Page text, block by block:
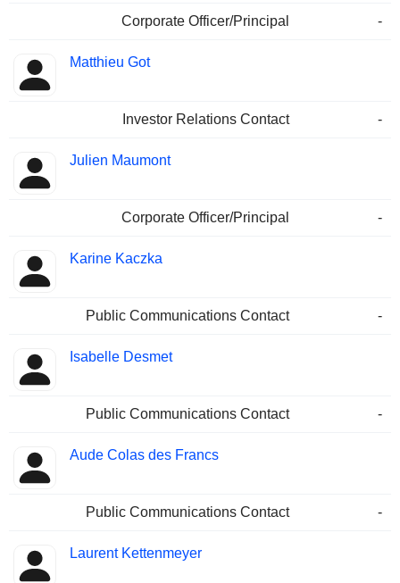
Corporate Officer/Principal -
Matthieu Got
Investor Relations Contact -
Julien Maumont
Corporate Officer/Principal -
Karine Kaczka
Public Communications Contact -
Isabelle Desmet
Public Communications Contact -
Aude Colas des Francs
Public Communications Contact -
Laurent Kettenmeyer